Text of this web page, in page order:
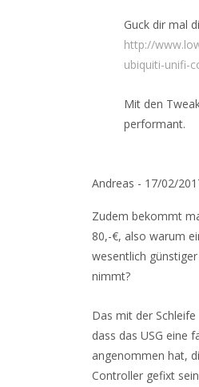
Guck dir mal
http://
ubiquiti-unifi-
Mit den
performant.
Andreas - 17/02/
Zudem bekommt
80,-€, also warum
wesentlich
nimmt?
Das mit der
dass das USG eine
angenommen hat,
Controller gefixt